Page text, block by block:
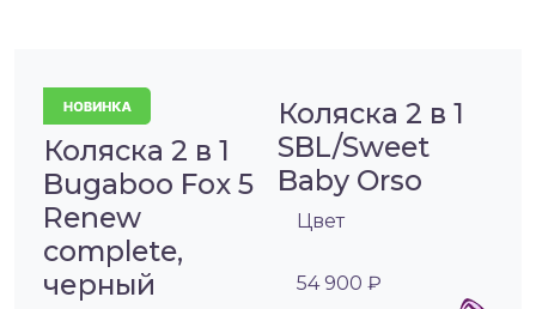
Коляска 2 в 1
Bugaboo Fox 5
Renew
complete,
черный
Коляска 2 в 1
SBL/Sweet
Baby Orso
Цвет
54 900 ₽